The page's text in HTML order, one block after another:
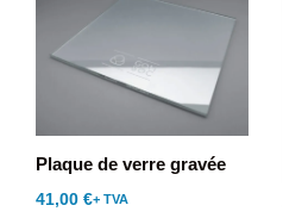
Plaque de verre gravée
41,00 €+ TVA